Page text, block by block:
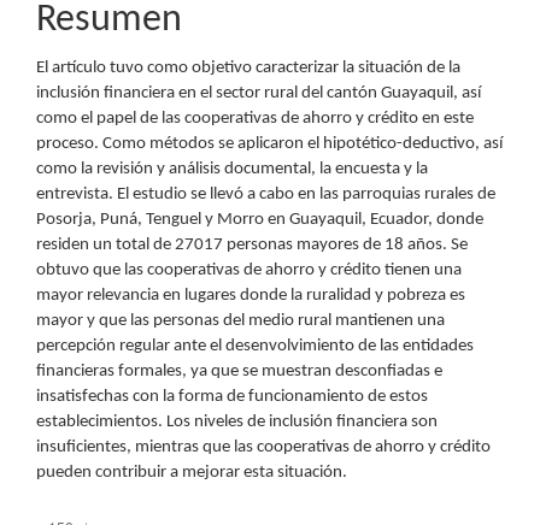
Resumen
El artículo tuvo como objetivo caracterizar la situación de la
inclusión financiera en el sector rural del cantón Guayaquil, así
como el papel de las cooperativas de ahorro y crédito en este
proceso. Como métodos se aplicaron el hipotético-deductivo, así
como la revisión y análisis documental, la encuesta y la
entrevista. El estudio se llevó a cabo en las parroquias rurales de
Posorja, Puná, Tenguel y Morro en Guayaquil, Ecuador, donde
residen un total de 27017 personas mayores de 18 años. Se
obtuvo que las cooperativas de ahorro y crédito tienen una
mayor relevancia en lugares donde la ruralidad y pobreza es
mayor y que las personas del medio rural mantienen una
percepción regular ante el desenvolvimiento de las entidades
financieras formales, ya que se muestran desconfiadas e
insatisfechas con la forma de funcionamiento de estos
establecimientos. Los niveles de inclusión financiera son
insuficientes, mientras que las cooperativas de ahorro y crédito
pueden contribuir a mejorar esta situación.